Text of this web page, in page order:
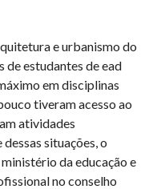
e urbanismo do
de estudantes de ead
em disciplinas
tiveram acesso ao
atividades
situações, o
da educação e
no conselho